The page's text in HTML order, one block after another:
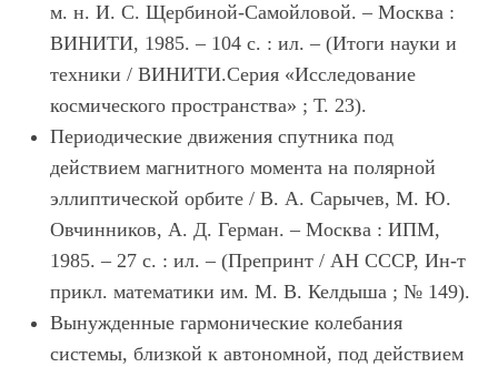
м. н. И. С. Щербиной-Самойловой. – Москва :
ВИНИТИ, 1985. – 104 с. : ил. – (Итоги науки и
техники / ВИНИТИ.Серия «Исследование
космического пространства» ; Т. 23).
Периодические движения спутника под
действием магнитного момента на полярной
эллиптической орбите / В. А. Сарычев, М. Ю.
Овчинников, А. Д. Герман. – Москва : ИПМ,
1985. – 27 с. : ил. – (Препринт / АН СССР, Ин-т
прикл. математики им. М. В. Келдыша ; № 149).
Вынужденные гармонические колебания
системы, близкой к автономной, под действием